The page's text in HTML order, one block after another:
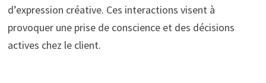
d’expression créative. Ces interactions visent à
provoquer une prise de conscience et des décisions
actives chez le client.